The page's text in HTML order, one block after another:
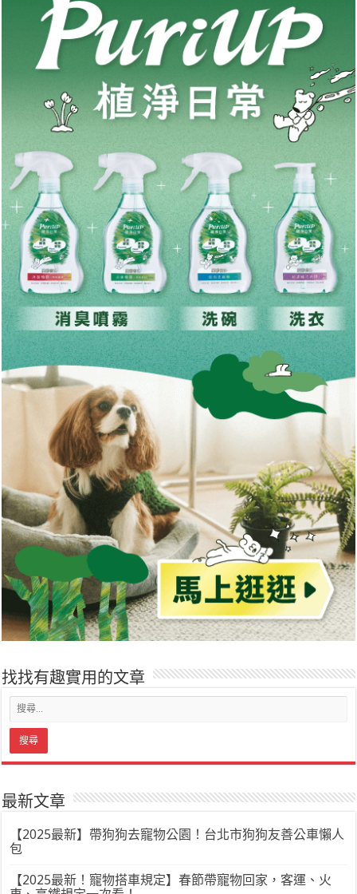
找找有趣實用的文章
最新文章
【2025最新】帶狗狗去寵物公園！台北市狗狗友善公車懶人
包
【2025最新！寵物搭車規定】春節帶寵物回家，客運、火